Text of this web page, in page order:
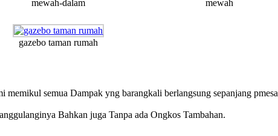
mewah-dalam
mewah
gazebo taman rumah
semua Dampak yng barangkali berlangsung sepanjang
Bahkan juga Tanpa ada Ongkos Tambahan.